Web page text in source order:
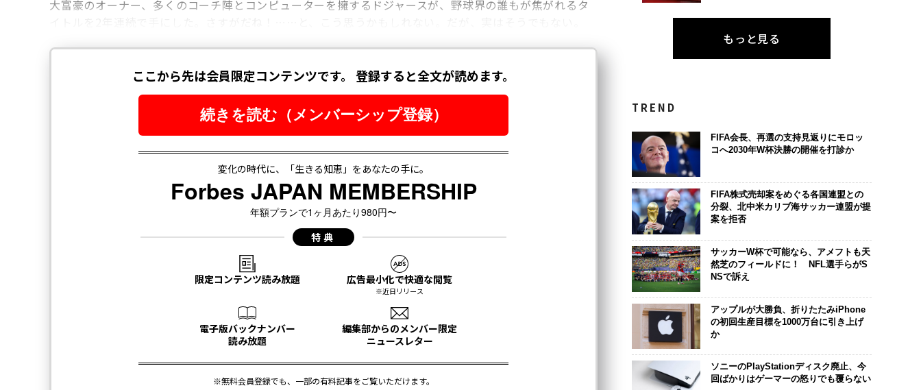
大富豪のオーナー、多くのコーチ陣とコンピューターを擁するドジャースが、野球界の誰もが焦がれるタ
もっと見る
TREND
FIFA会長、再選の支持見返りにモロッ
コへ2030年W杯決勝の開催を打診か
FIFA株式売却案をめぐる各国連盟との
分裂、北中米カリブ海サッカー連盟が提
案を拒否
サッカーW杯で可能なら、アメフトも天
然芝のフィールドに！ NFL選手らがS
NSで訴え
アップルが大勝負、折りたたみiPhone
の初回生産目標を1000万台に引き上げ
か
ソニーのPlayStationディスク廃止、今
回ばかりはゲーマーの怒りでも覆らない